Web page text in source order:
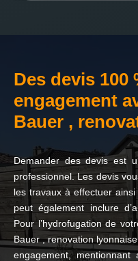
Des devis 100
engagement
Bauer ,
Demander des devis est
professionnel. Les devis
les travaux à effectuer
peut également inclure
Pour l’hydrofugation de
Bauer , renovation
engagement,